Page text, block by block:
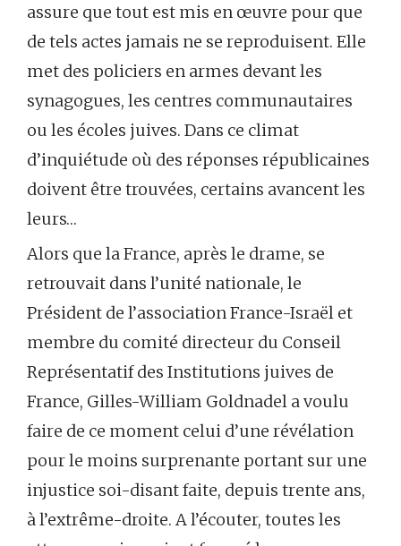
assure que tout est mis en œuvre pour que
de tels actes jamais ne se reproduisent. Elle
met des policiers en armes devant les
synagogues, les centres communautaires
ou les écoles juives. Dans ce climat
d’inquiétude où des réponses républicaines
doivent être trouvées, certains avancent les
leurs…
Alors que la France, après le drame, se
retrouvait dans l’unité nationale, le
Président de l’association France-Israël et
membre du comité directeur du Conseil
Représentatif des Institutions juives de
France, Gilles-William Goldnadel a voulu
faire de ce moment celui d’une révélation
pour le moins surprenante portant sur une
injustice soi-disant faite, depuis trente ans,
à l’extrême-droite. A l’écouter, toutes les